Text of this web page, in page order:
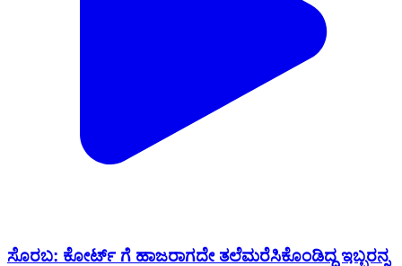
ಸೊರಬ: ಕೋರ್ಟ್ ಗೆ ಹಾಜರಾಗದೇ ತಲೆಮರೆಸಿಕೊಂಡಿದ್ದ ಇಬ್ಬರನ್ನ